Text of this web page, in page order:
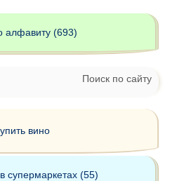
алфавиту (693)
Поиск по сайту
вино
супермаркетах (55)